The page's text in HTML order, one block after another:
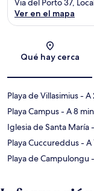
Via del Porto 37,
Ver en el mapa
Qué hay cerca
Playa de Villasimius- A
Playa Campus- A 8
Iglesia de Santa María
Playa Cuccureddus- A
Playa de Campulongu